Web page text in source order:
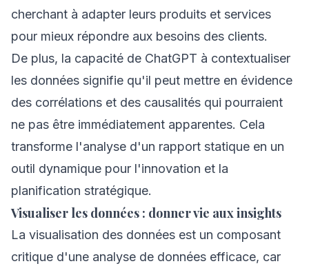
cherchant à adapter leurs produits et services
pour mieux répondre aux besoins des clients.
De plus, la capacité de ChatGPT à contextualiser
les données signifie qu'il peut mettre en évidence
des corrélations et des causalités qui pourraient
ne pas être immédiatement apparentes. Cela
transforme l'analyse d'un rapport statique en un
outil dynamique pour l'innovation et la
planification stratégique.
Visualiser les données : donner vie aux insights
La visualisation des données est un composant
critique d'une analyse de données efficace, car